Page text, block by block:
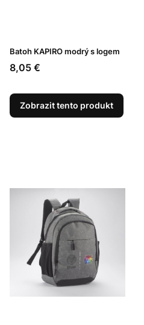
Batoh KAPIRO modrý s logem
Cena
8,05 €
Zobrazit tento produkt